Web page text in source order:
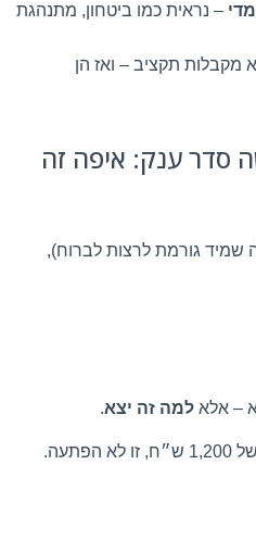
– נראית כמו ביטחון, מתנהגת
מקבלות תקציב – ואז הן
סדר ענק: איפה זה
שמיד גורמת לרצות לברוח),
– אלא למה זה יצא.